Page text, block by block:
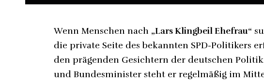
Wenn Menschen nach „Lars Klingbeil Ehefrau“
die private Seite des bekannten SPD-Politikers
den prägenden Gesichtern der deutschen
und Bundesminister steht er regelmäßig im